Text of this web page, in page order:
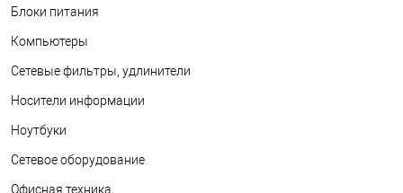
Блоки питания
Компьютеры
Сетевые фильтры, удлинители
Носители информации
Ноутбуки
Сетевое оборудование
Офисная техника